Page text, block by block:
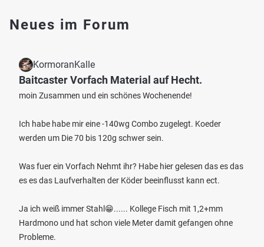
Neues im Forum
KormoranKalle
Baitcaster Vorfach Material auf Hecht.
moin Zusammen und ein schönes Wochenende!
Ich habe habe mir eine -140wg Combo zugelegt. Koeder
werden um Die 70 bis 120g schwer sein.
Was fuer ein Vorfach Nehmt ihr? Habe hier gelesen das es das
es es das Laufverhalten der Köder beeinflusst kann ect.
Ja ich weiß immer Stahl😁...... Kollege Fisch mit 1,2+mm
Hardmono und hat schon viele Meter damit gefangen ohne
Probleme.